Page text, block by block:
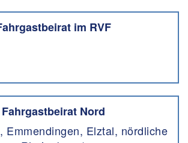
im RVF
Fahrgastbeirat Nord
Emmendingen, Elztal, nördliche